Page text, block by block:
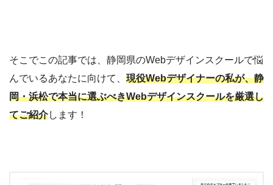
そこでこの記事では、静岡県のWebデザインスクールで悩
んでいるあなたに向けて、 現役Webデザイナーの私が、静
岡・浜松で本当に選ぶべきWebデザインスクールを厳選し
てご紹介します！